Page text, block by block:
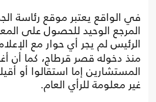
في الواقع يعتبر موقع رئاسة
المرجع الوحيد للحصول على
الرئيس لم يجر أي حوار مع
منذ دخوله قصر قرطاج، كما أن
المستشارين إما استقالوا أو
غير معلومة للرأي العام.